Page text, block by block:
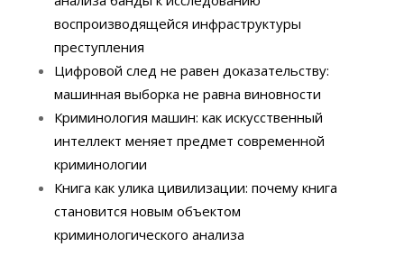
воспроизводящейся инфраструктуры
преступления
Цифровой след не равен доказательству:
машинная выборка не равна виновности
Криминология машин: как искусственный
интеллект меняет предмет современной
криминологии
Книга как улика цивилизации: почему книга
становится новым объектом
криминологического анализа